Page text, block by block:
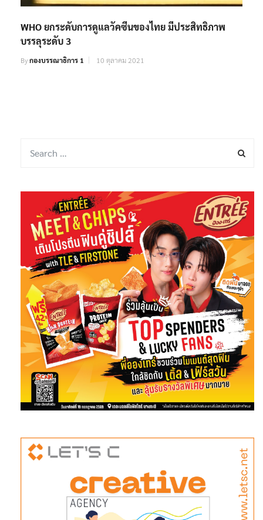
WHO ยกระดับการดูแลวัคซีนของไทย มีประสิทธิภาพ
บรรลุระดับ 3
Byกองบรรณาธิการ 1 10 ตุลาคม 2021